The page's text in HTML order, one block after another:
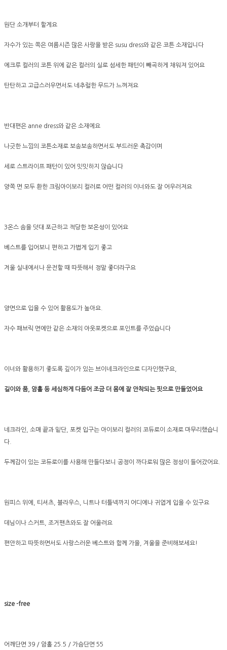
원단 소개부터 할게요
자수가 있는 쪽은 여름시즌 많은 사랑을 받은 susu dress와 같은 코튼 소재입니다
에크루 컬러의 코튼 위에 같은 컬러의 실로 섬세한 패턴이 빼곡하게 채워져 있어요
탄탄하고 고급스러우면서도 네추럴한 무드가 느껴져요
반대편은 anne dress와 같은 소재에요
나긋한 느낌의 코튼소재로 보송보송하면서도 부드러운 촉감이며
세로 스트라이프 패턴이 있어 밋밋하지 않습니다
양쪽 면 모두 환한 크림아이보리 컬러로 어떤 컬러의 이너와도 잘 어우러져요
3온스 솜을 덧대 포근하고 적당한 보온성이 있어요
베스트를 입어보니 편하고 가볍게 입기 좋고
겨울 실내에서나 운전할 때 따뜻해서 정말 좋더라구요
양면으로 입을 수 있어 활용도가 높아요.
자수 패브릭 면에만 같은 소재의 아웃포켓으로 포인트를 주었습니다
이너와 활용하기 좋도록 깊이가 있는 브이네크라인으로 디자인했구요,
길이와 품, 암홀 등 세심하게 다듬어 조금 더 몸에 잘 안착되는 핏으로 만들었어요
네크라인, 소매 끝과 밑단, 포켓 입구는 아이보리 컬러의 코듀로이 소재로 마무리했습니
다.
두께감이 있는 코듀로이를 사용해 만들다보니 공정이 까다로워 많은 정성이 들어갔어요.
원피스 위에, 티셔츠, 블라우스, 니트나 터틀넥까지 어디에나 귀엽게 입을 수 있구요
데님이나 스커트, 조거팬츠와도 잘 어울려요
편안하고 따뜻하면서도 사랑스러운 베스트와 함께 가을, 겨울을 준비해보세요!
size -free
어깨단면 39 / 암홀 25.5 / 가슴단면 55